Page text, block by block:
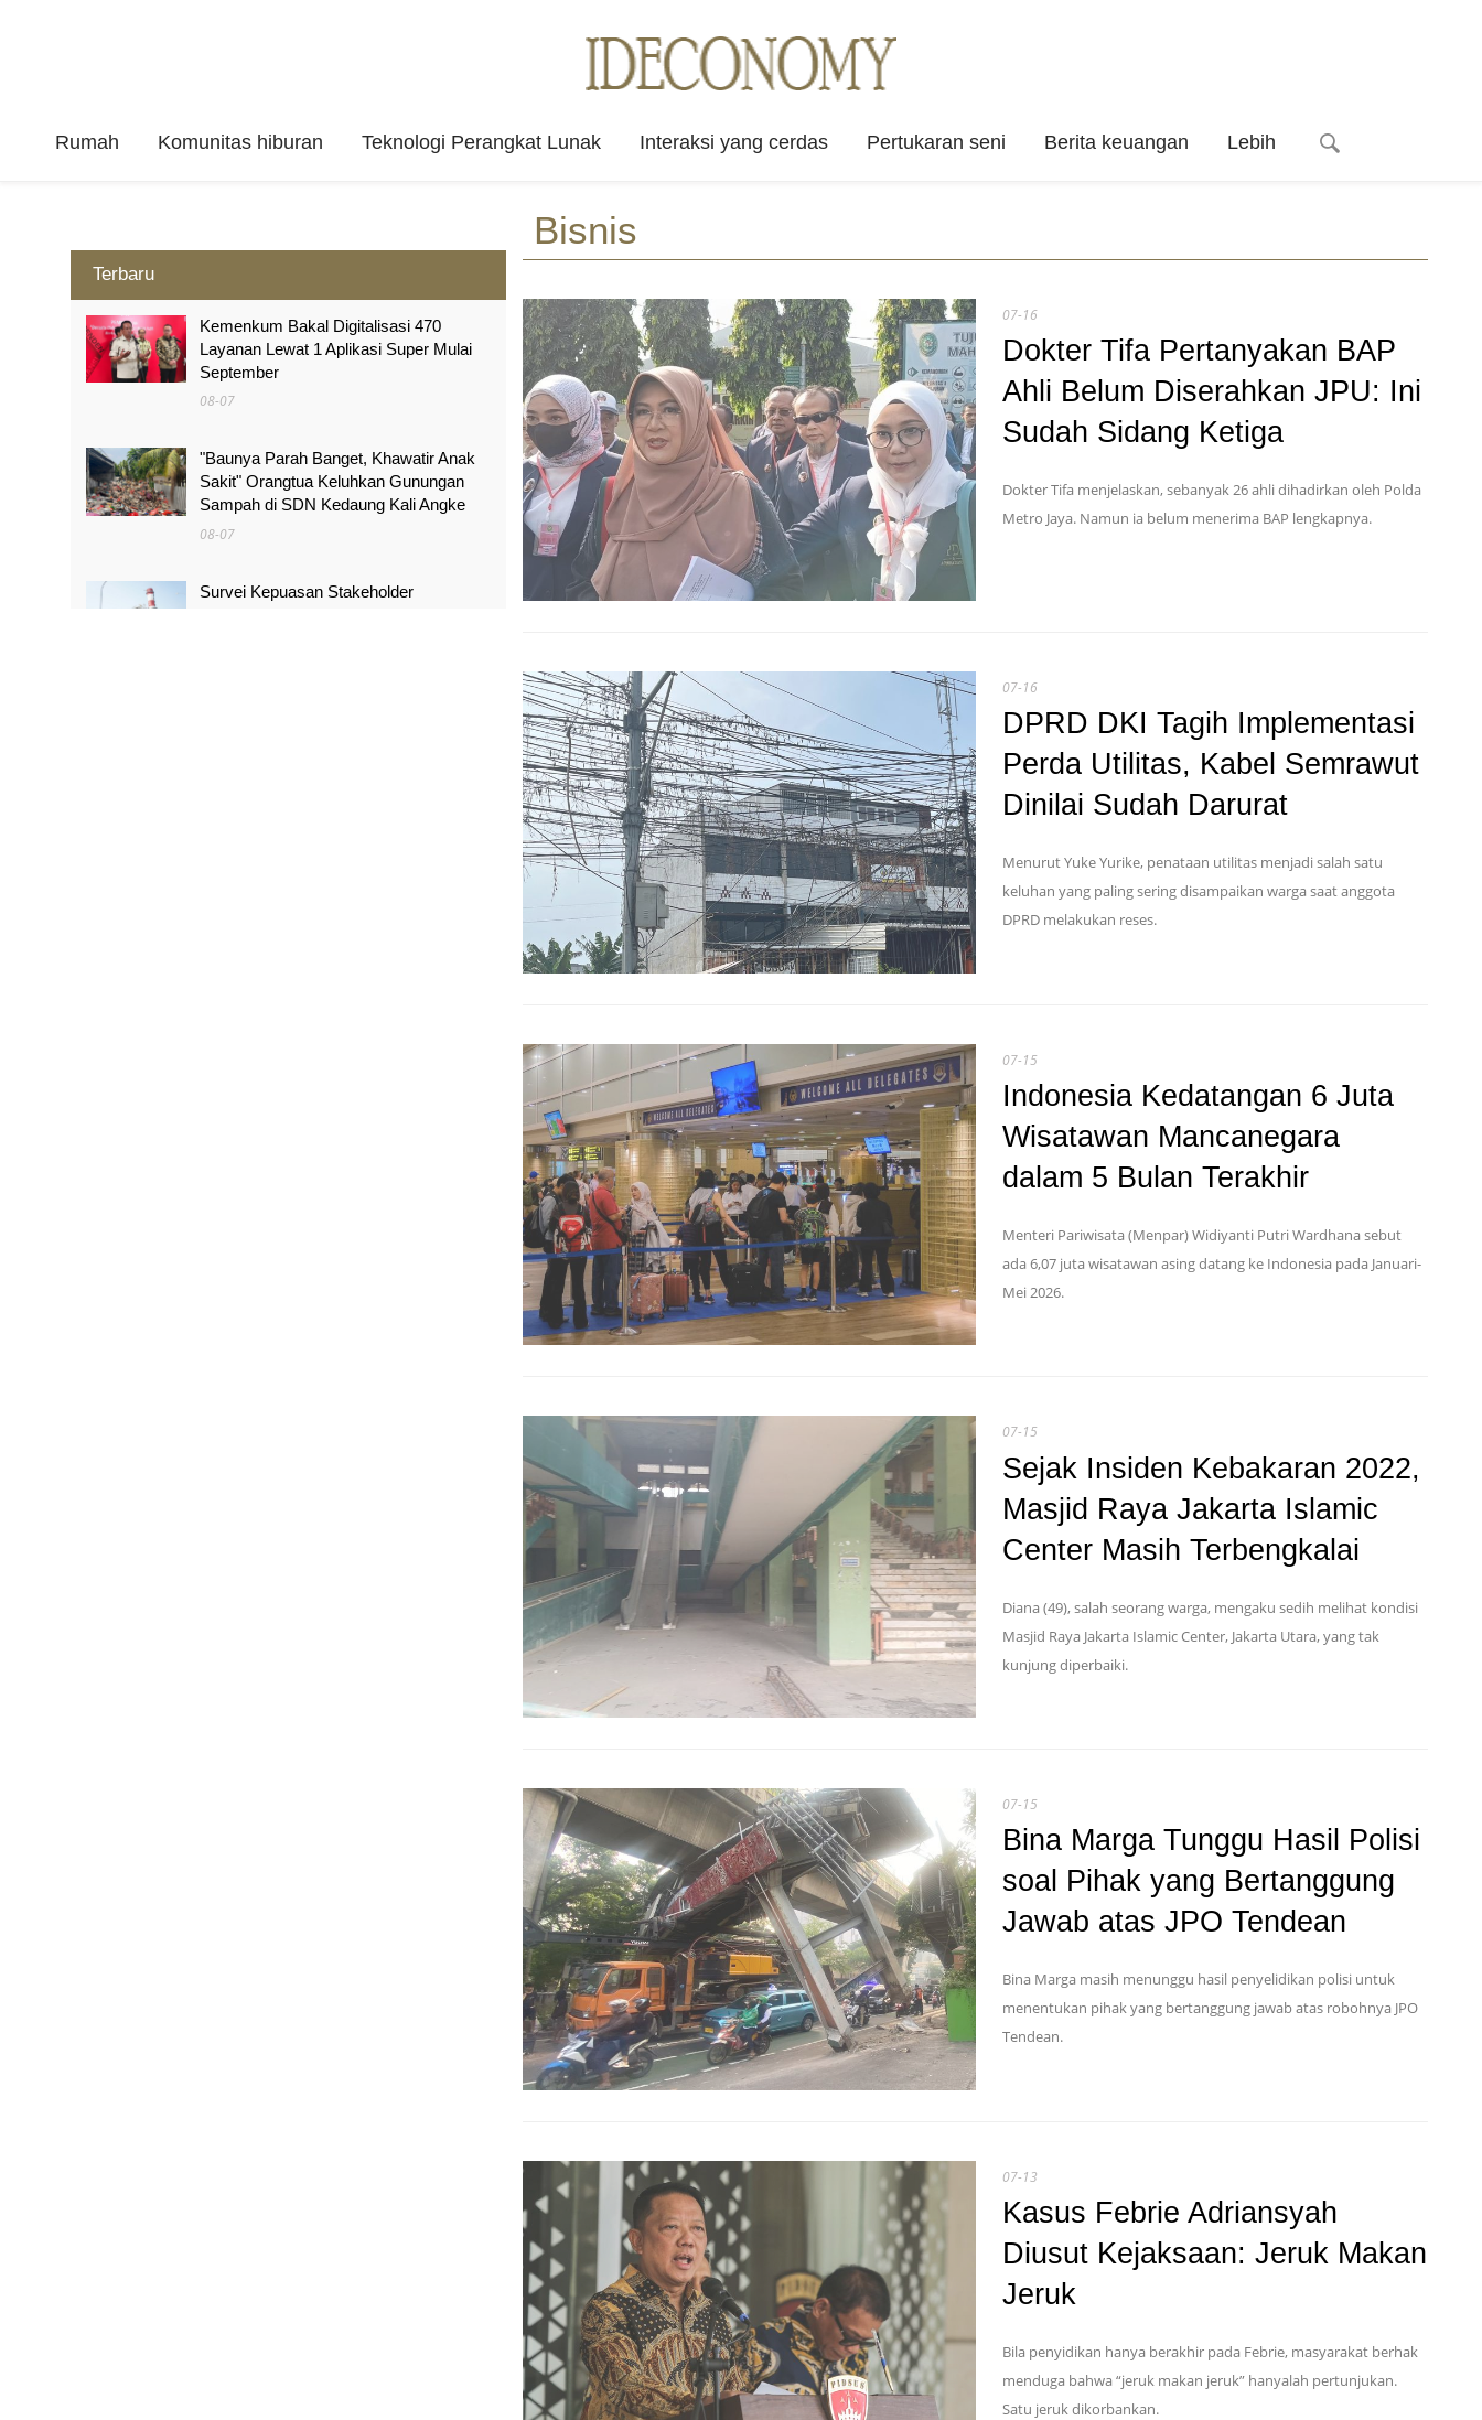
Rumah Komunitas hiburan Teknologi Perangkat Lunak Interaksi yang cerdas Pertukaran seni Berita keuangan Lebih
Terbaru
Kemenkum Bakal Digitalisasi 470
Layanan Lewat 1 Aplikasi Super Mulai
September
08-07
"Baunya Parah Banget, Khawatir Anak
Sakit" Orangtua Keluhkan Gunungan
Sampah di SDN Kedaung Kali Angke
08-07
Survei Kepuasan Stakeholder
Bisnis
07-16
Dokter Tifa Pertanyakan BAP
Ahli Belum Diserahkan JPU: Ini
Sudah Sidang Ketiga
Dokter Tifa menjelaskan, sebanyak 26 ahli dihadirkan oleh Polda
Metro Jaya. Namun ia belum menerima BAP lengkapnya.
07-16
DPRD DKI Tagih Implementasi
Perda Utilitas, Kabel Semrawut
Dinilai Sudah Darurat
Menurut Yuke Yurike, penataan utilitas menjadi salah satu
keluhan yang paling sering disampaikan warga saat anggota
DPRD melakukan reses.
07-15
Indonesia Kedatangan 6 Juta
Wisatawan Mancanegara
dalam 5 Bulan Terakhir
Menteri Pariwisata (Menpar) Widiyanti Putri Wardhana sebut
ada 6,07 juta wisatawan asing datang ke Indonesia pada Januari-
Mei 2026.
07-15
Sejak Insiden Kebakaran 2022,
Masjid Raya Jakarta Islamic
Center Masih Terbengkalai
Diana (49), salah seorang warga, mengaku sedih melihat kondisi
Masjid Raya Jakarta Islamic Center, Jakarta Utara, yang tak
kunjung diperbaiki.
07-15
Bina Marga Tunggu Hasil Polisi
soal Pihak yang Bertanggung
Jawab atas JPO Tendean
Bina Marga masih menunggu hasil penyelidikan polisi untuk
menentukan pihak yang bertanggung jawab atas robohnya JPO
Tendean.
07-13
Kasus Febrie Adriansyah
Diusut Kejaksaan: Jeruk Makan
Jeruk
Bila penyidikan hanya berakhir pada Febrie, masyarakat berhak
menduga bahwa “jeruk makan jeruk” hanyalah pertunjukan.
Satu jeruk dikorbankan.